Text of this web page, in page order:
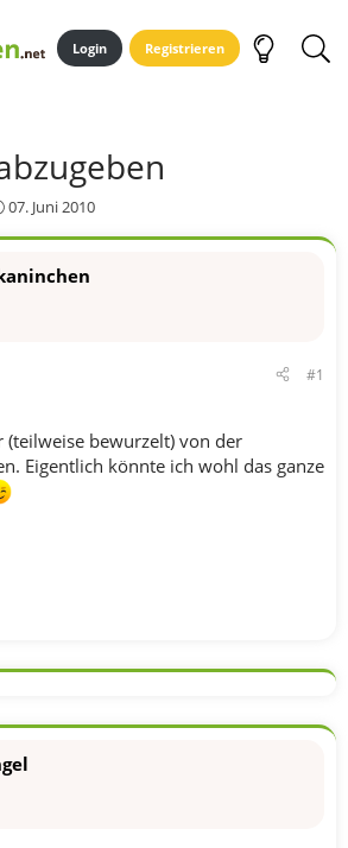
Login Registrieren
E
t
07. Juni 2010
#1
(teilweise bewurzelt) von der
Eigentlich könnte ich wohl das ganze